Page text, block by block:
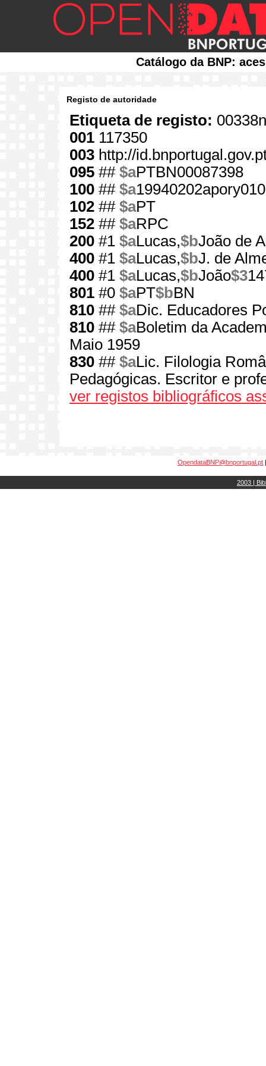
Catálogo da BNP:
Registo de autoridade
Etiqueta de registo:
001 117350
003 http://
095 ## $aPTBN00087398
100 ## $a
102 ## $aPT
152 ## $aRPC
200 #1 $aLucas,$bJoão de
400 #1 $aLucas,$bJ. de
400 #1 $aLucas,$bJoão$3
801 #0 $aPT$bBN
810 ## $aDic. Educadores
810 ## $aBoletim da
Maio 1959
830 ## $aLic. Filologia
Pedagógicas. Escritor e
ver registos bibliográficos
OpendataBNP@bnportugal.pt
2003 |